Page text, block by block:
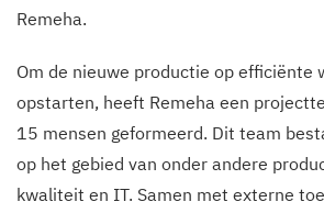
Remeha.
Om de nieuwe productie op efficiënte
opstarten, heeft Remeha een
15 mensen geformeerd. Dit team
op het gebied van onder andere
kwaliteit en IT. Samen met externe